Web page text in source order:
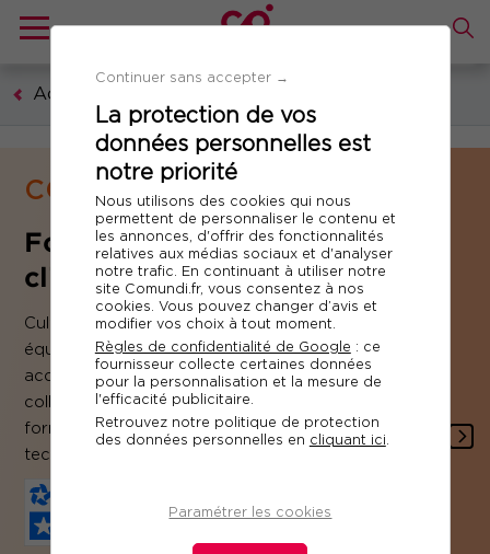
Continuer sans accepter →
La protection de vos
données personnelles est
notre priorité
Nous utilisons des cookies qui nous
permettent de personnaliser le contenu et
les annonces, d'offrir des fonctionnalités
relatives aux médias sociaux et d'analyser
notre trafic. En continuant à utiliser notre
site Comundi.fr, vous consentez à nos
cookies. Vous pouvez changer d’avis et
modifier vos choix à tout moment.
Règles de confidentialité de Google : ce
fournisseur collecte certaines données
pour la personnalisation et la mesure de
l'efficacité publicitaire.
Retrouvez notre politique de protection
des données personnelles en cliquant ici
Paramétrer les cookies
Accueil
COMPÉTENCES MÉTIERS
Formation Vente et relation
client
Cultiver durablement la relation client, mener ses
équipes de ventes à se dépasser... Pour vous
accompagner dans la professionnalisation de vos
collaborateurs, Comundi a élaboré une gamme de
formations qui donneront plus de puissance à vos
techniques de vente et de relation client